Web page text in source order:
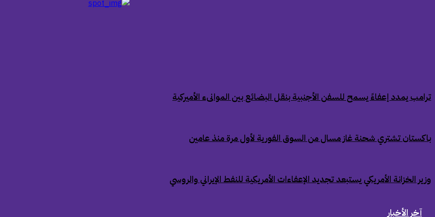
‏ترامب يمدد إعفاءً يسمح للسفن الأجنبية بنقل البضائع بين الموانىء الأميركية
‏باكستان تشتري شحنة غاز مسال من السوق الفورية لأول مرة منذ عامين
‏وزير الخزانة الأمريكي يستبعد تجديد الإعفاءات الأمريكية للنفط الإيراني والروسي
آخر الأخبار